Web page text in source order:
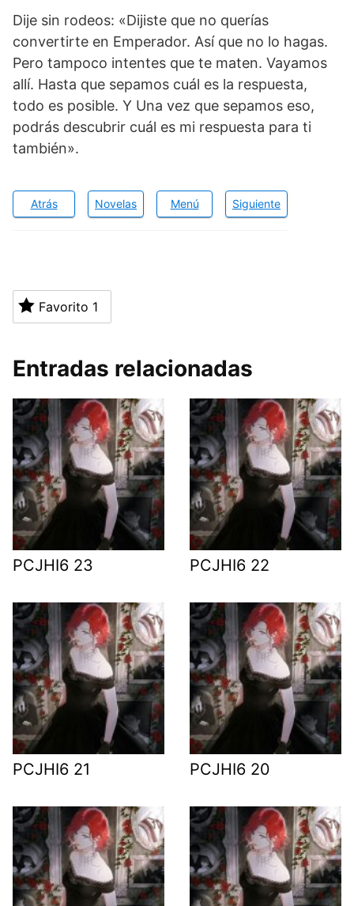
Dije sin rodeos: «Dijiste que no querías
convertirte en Emperador. Así que no lo hagas.
Pero tampoco intentes que te maten. Vayamos
allí. Hasta que sepamos cuál es la respuesta,
todo es posible. Y Una vez que sepamos eso,
podrás descubrir cuál es mi respuesta para ti
también».
Atrás Novelas Menú Siguiente
Favorito 1
Entradas relacionadas
PCJHI6 23 PCJHI6 22
PCJHI6 21 PCJHI6 20